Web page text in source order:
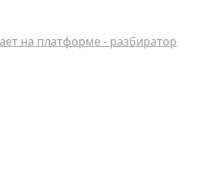
на платформе - разбиратор